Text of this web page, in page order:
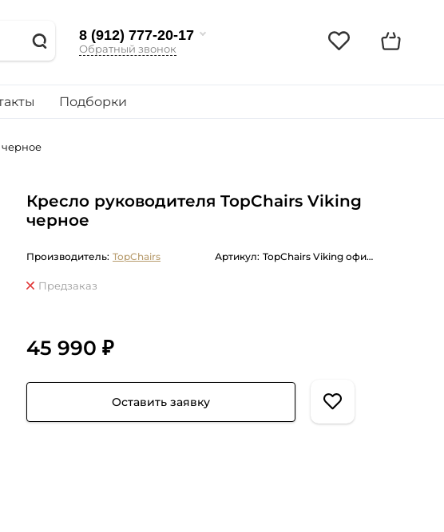
8 (912) 777-20-17
Обратный звонок
Подборки
черное
Кресло руководителя TopChairs Viking
черное
Производитель: TopChairs Артикул: TopChairs Viking офисное черное обивка экокожа, металлический ка
Предзаказ
45 990 ₽
Оставить заявку